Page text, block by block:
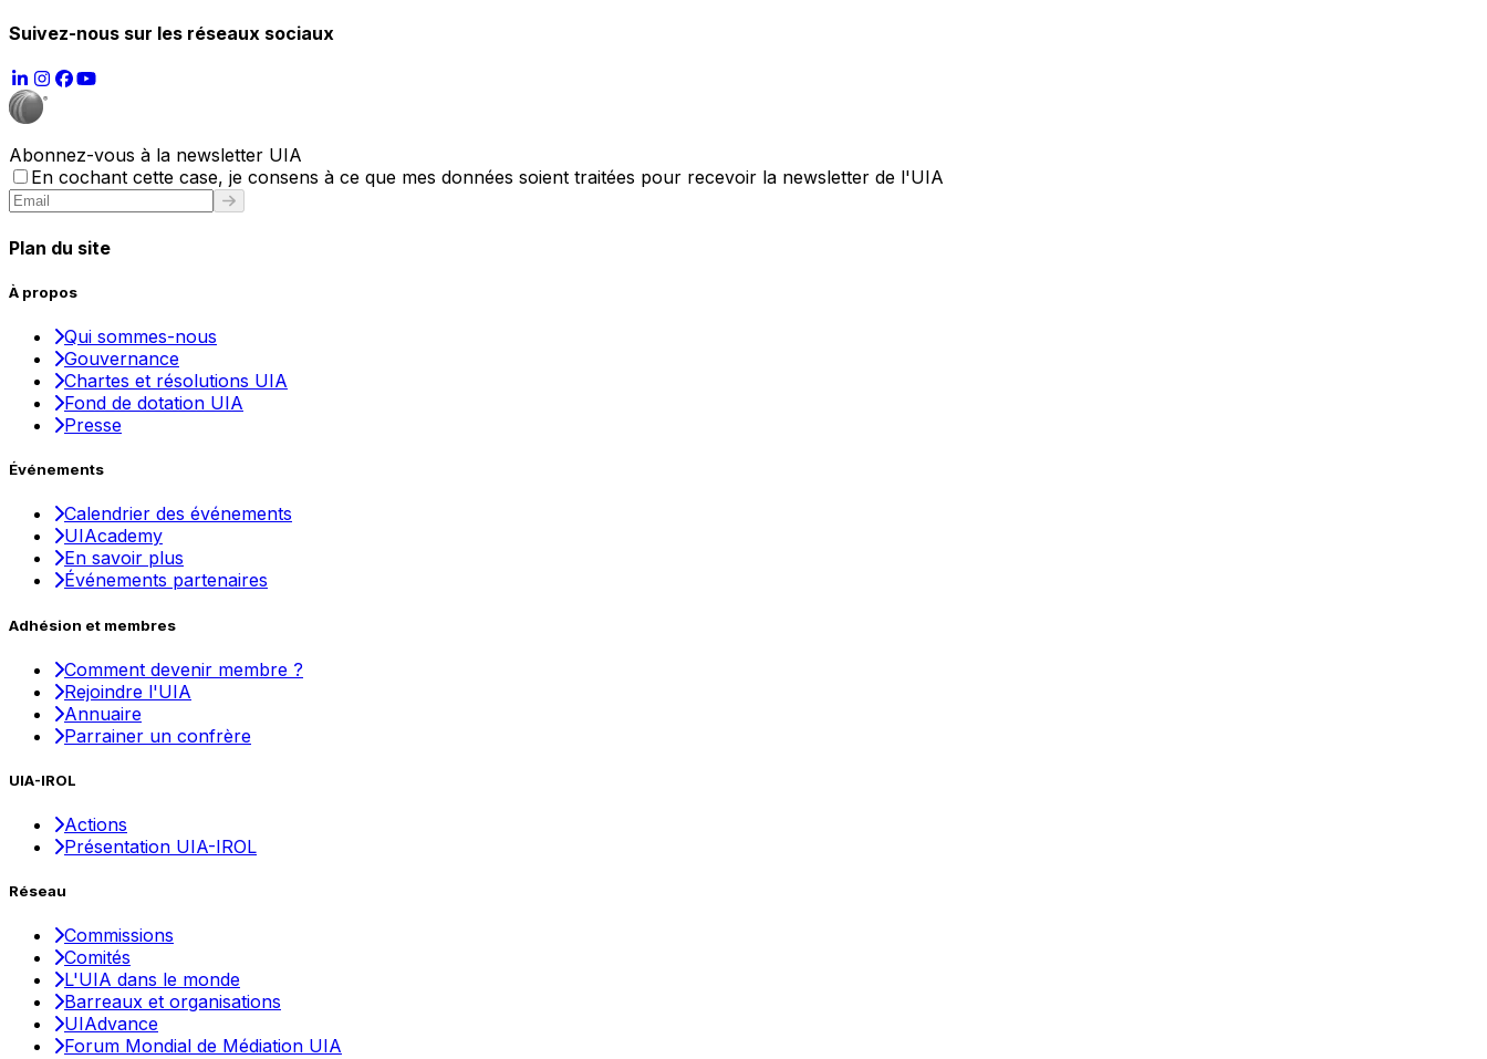
Suivez-nous sur les réseaux sociaux
Abonnez-vous à la newsletter UIA
En cochant cette case, je consens à ce que mes données soient traitées pour recevoir la newsletter de l'UIA
Plan du site
À propos
Qui sommes-nous
Gouvernance
Chartes et résolutions UIA
Fond de dotation UIA
Presse
Événements
Calendrier des événements
UIAcademy
En savoir plus
Événements partenaires
Adhésion et membres
Comment devenir membre ?
Rejoindre l'UIA
Annuaire
Parrainer un confrère
UIA-IROL
Actions
Présentation UIA-IROL
Réseau
Commissions
Comités
L'UIA dans le monde
Barreaux et organisations
UIAdvance
Forum Mondial de Médiation UIA